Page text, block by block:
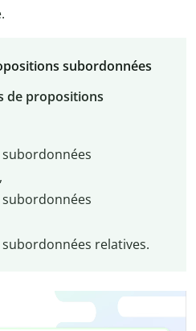
subordonnées
de propositions
relatives.